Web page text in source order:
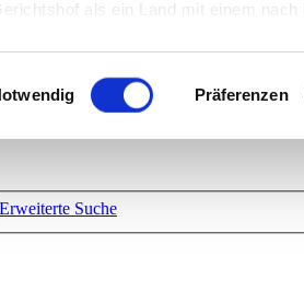
als ein Land mit einem
Präferenzen
interessante Tipps und Tricks. Stellen
Erweiterte Suche